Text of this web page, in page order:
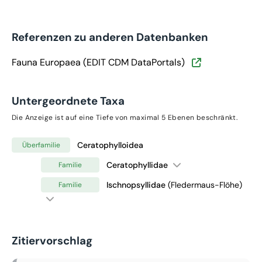
Referenzen zu anderen Datenbanken
Fauna Europaea (EDIT CDM DataPortals)
Untergeordnete Taxa
Die Anzeige ist auf eine Tiefe von maximal 5 Ebenen beschränkt.
Überfamilie Ceratophylloidea
Familie Ceratophyllidae
Familie Ischnopsyllidae (Fledermaus-Flöhe)
Zitiervorschlag